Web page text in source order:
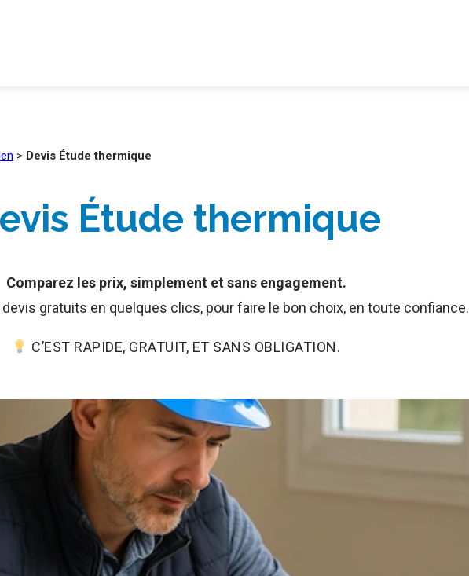
> Devis Étude thermique
Étude thermique
Comparez les prix, simplement et sans engagement.
gratuits en quelques clics, pour faire le bon choix, en toute confiance.
C’EST RAPIDE, GRATUIT, ET SANS OBLIGATION.